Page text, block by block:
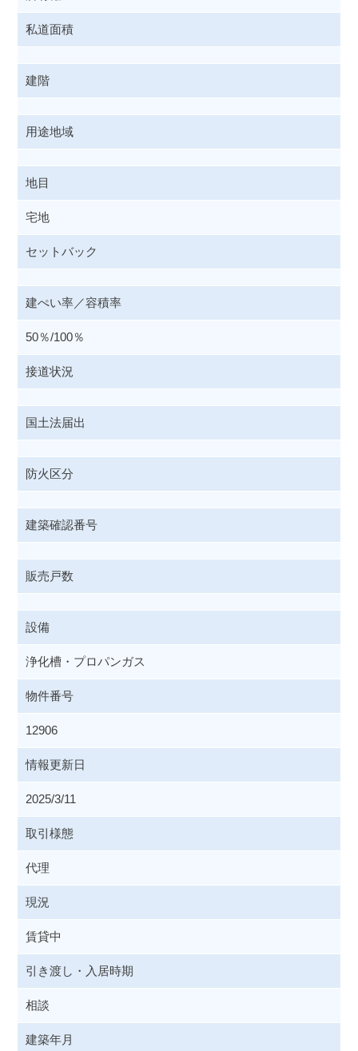
私道面積
建階
用途地域
地目
宅地
セットバック
建ぺい率／容積率
50％/100％
接道状況
国土法届出
防火区分
建築確認番号
販売戸数
設備
浄化槽・プロパンガス
物件番号
12906
情報更新日
2025/3/11
取引様態
代理
現況
賃貸中
引き渡し・入居時期
相談
建築年月